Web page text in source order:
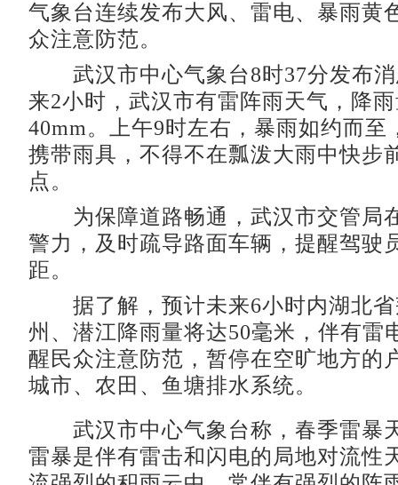
气象台连续发布大风、雷电、暴雨黄
众注意防范。
武汉市中心气象台8时37分发布消
来2小时，武汉市有雷阵雨天气，降
40mm。上午9时左右，暴雨如约而至
携带雨具，不得不在瓢泼大雨中快步
点。
为保障道路畅通，武汉市交管局
警力，及时疏导路面车辆，提醒驾驶
距。
据了解，预计未来6小时内湖北省
州、潜江降雨量将达50毫米，伴有雷
醒民众注意防范，暂停在空旷地方的
城市、农田、鱼塘排水系统。
武汉市中心气象台称，春季雷暴
雷暴是伴有雷击和闪电的局地对流性